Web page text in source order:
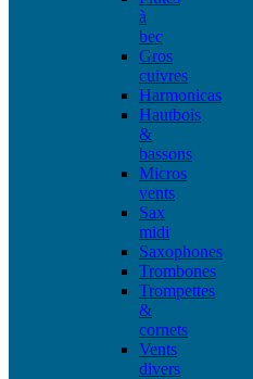
à
bec
Gros
cuivres
Harmonicas
Hautbois
&
bassons
Micros
vents
Sax
midi
Saxophones
Trombones
Trompettes
&
cornets
Vents
divers